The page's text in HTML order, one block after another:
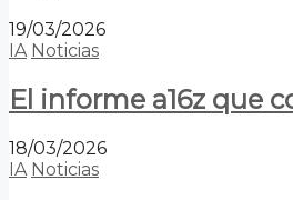
19/03/2026
IA Noticias
El informe a16z que
18/03/2026
IA Noticias